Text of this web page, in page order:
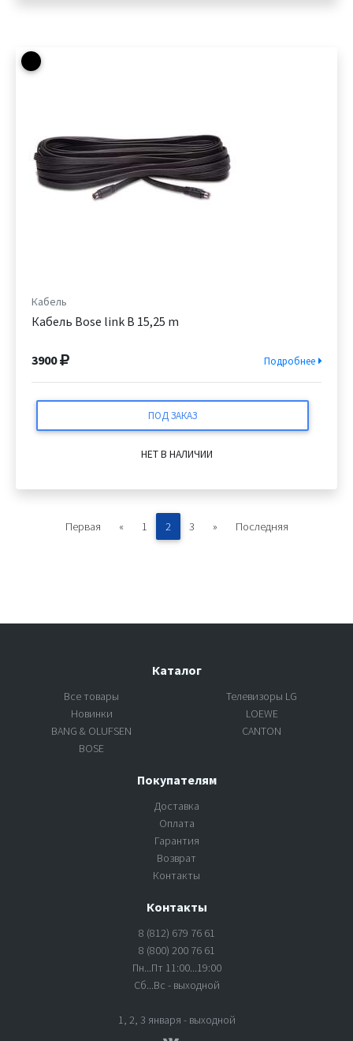
Кабель
Кабель Bose link B 15,25 m
3900 Подробнее
ПОД ЗАКАЗ
НЕТ В НАЛИЧИИ
Первая « 1 2 3 » Последняя
Каталог
Все товары
Новинки
BANG & OLUFSEN
BOSE
Телевизоры LG
LOEWE
CANTON
Покупателям
Доставка
Оплата
Гарантия
Возврат
Контакты
Контакты
8 (812) 679 76 61
8 (800) 200 76 61
Пн...Пт 11:00...19:00
Сб...Вс - выходной
1, 2, 3 января - выходной